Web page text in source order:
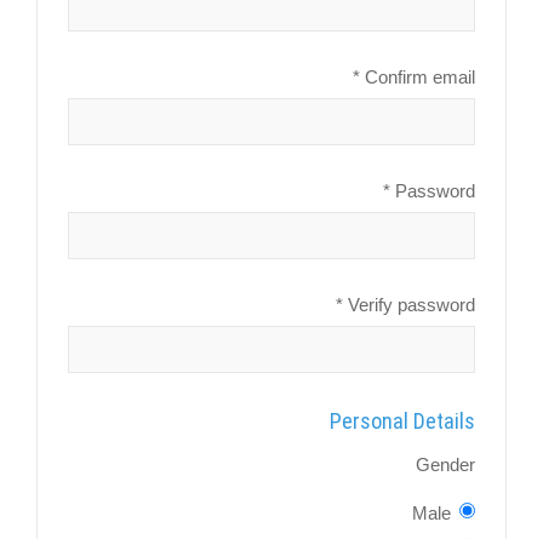
Confirm email *
Password *
Verify password *
Personal Details
Gender
Male